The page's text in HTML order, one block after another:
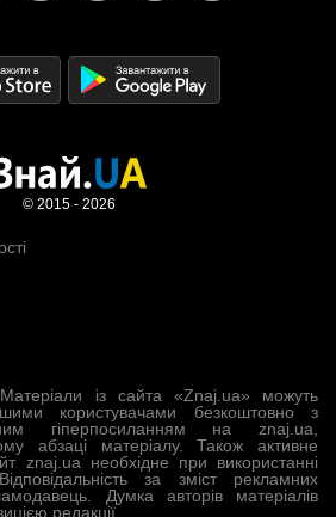
із сайта «Znaj.ua» можуть
користувачами безкоштовно з
гіперпосиланням на znaj.ua,
абзаці матеріалу. Також активне
znaj.ua необхідне при використанні
за зміст рекламних
Думка авторів матеріалів
редакції.
© 2015 - 2026